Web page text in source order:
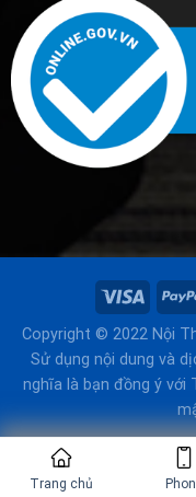
Copyright © 2022 Nội
Sử dụng nội dung và
nghĩa là bạn đồng ý với
Trang chủ